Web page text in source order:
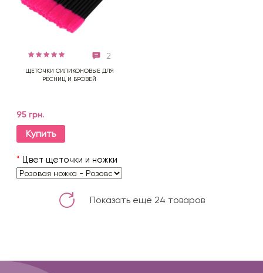
2
ЩЕТОЧКИ СИЛИКОНОВЫЕ ДЛЯ
РЕСНИЦ И БРОВЕЙ
95 грн.
Купить
* Цвет щеточки и ножки
Показать еще 24 товаров